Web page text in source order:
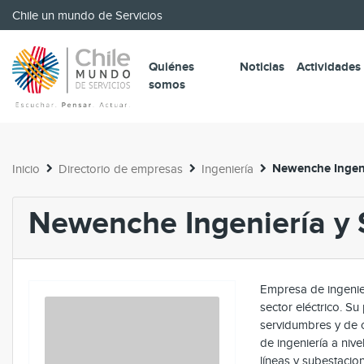
Chile un mundo de Servicios
Quiénes
somos
Noticias Actividades
Inicio Directorio de empresas Ingeniería Newenche
Newenche Ingeniería y
Empresa de
sector eléctrico.
servidumbres y de
de ingeniería a
líneas y